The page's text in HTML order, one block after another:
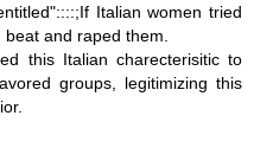
Italian women tried
and raped them.
this Italian charecterisitic to
groups, legitimizing this